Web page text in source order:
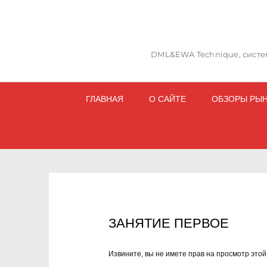
DML&EWA Technique,
ГЛАВНАЯ О САЙТЕ ОБЗОРЫ
ЗАНЯТИЕ ПЕРВОЕ
Извините, вы не имете прав на просмотр